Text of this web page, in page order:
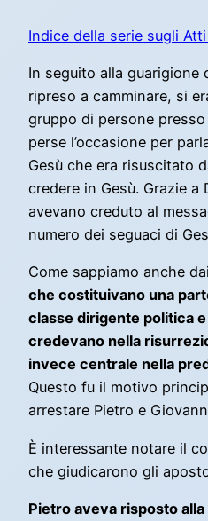
Indice della serie sugli
In seguito alla guarigione
ripreso a camminare, si
gruppo di persone
perse l’occasione per
Gesù che era risuscitato
credere in Gesù. Grazie
avevano creduto al
numero dei seguaci di
Come sappiamo anche
che costituivano una
classe dirigente politica
credevano nella
invece centrale nella
Questo fu il motivo
arrestare Pietro e
È interessante notare il
che giudicarono gli
Pietro aveva risposto